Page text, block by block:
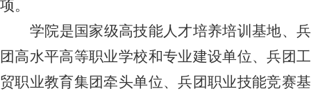
项。
学院是国家级高技能人才培养培训基地、兵
团高水平高等职业学校和专业建设单位、兵团工
贸职业教育集团牵头单位、兵团职业技能竞赛基